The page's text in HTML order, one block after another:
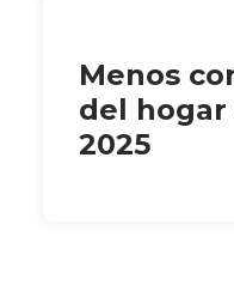
Menos
del hogar
2025